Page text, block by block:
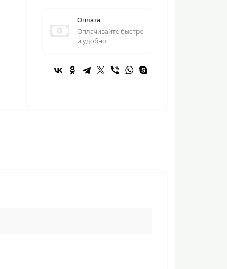
Оплата
Оплачивайте быстро
и удобно